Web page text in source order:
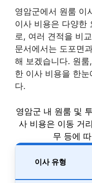
영암군에서 원룸 이
이사 비용은 다양한
로, 여러 견적을 비
문서에서는 도포면
해 보겠습니다. 원
한 이사 비용을 한
다.
영암군 내 원룸 및
사 비용은 이동 거
무 등에
이사 유형